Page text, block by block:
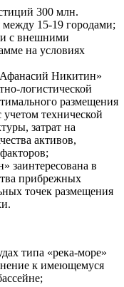
300 млн.
15-19 городами;
с внешними
на условиях
Никитин»
логистической
размещения
технической
затрат на
активов,
заинтересована в
прибрежных
точек размещения
типа «река-море»
к имеющемуся